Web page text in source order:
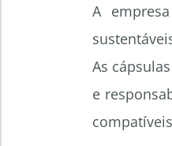
A
As
e